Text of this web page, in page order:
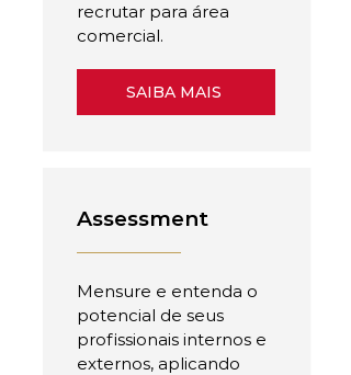
recrutar para área
comercial.
SAIBA MAIS
Assessment
Mensure e entenda o
potencial de seus
profissionais internos e
externos, aplicando